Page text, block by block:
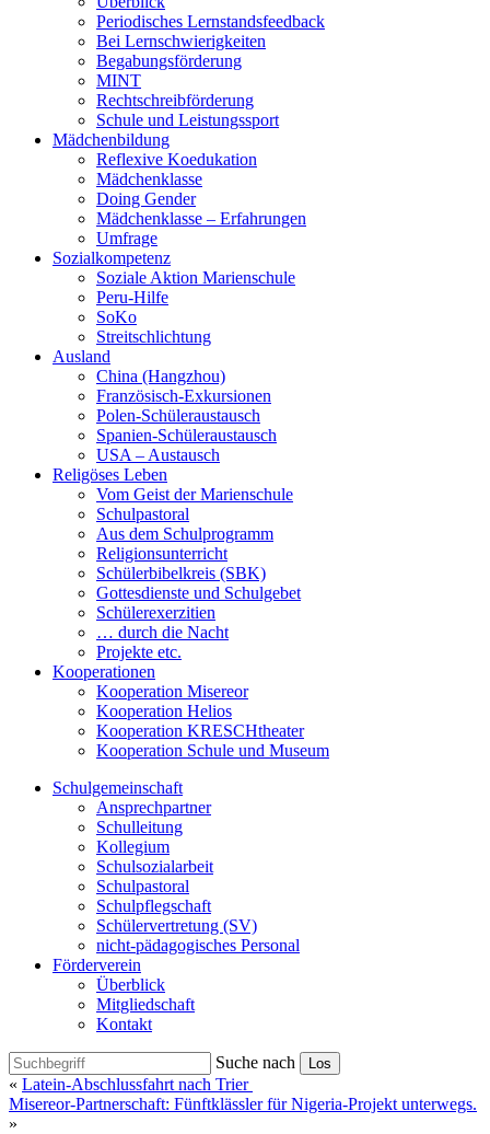
Periodisches Lernstandsfeedback
Bei Lernschwierigkeiten
Begabungsförderung
MINT
Rechtschreibförderung
Schule und Leistungssport
Mädchenbildung
Reflexive Koedukation
Mädchenklasse
Doing Gender
Mädchenklasse – Erfahrungen
Umfrage
Sozialkompetenz
Soziale Aktion Marienschule
Peru-Hilfe
SoKo
Streitschlichtung
Ausland
China (Hangzhou)
Französisch-Exkursionen
Polen-Schüleraustausch
Spanien-Schüleraustausch
USA – Austausch
Religöses Leben
Vom Geist der Marienschule
Schulpastoral
Aus dem Schulprogramm
Religionsunterricht
Schülerbibelkreis (SBK)
Gottesdienste und Schulgebet
Schülerexerzitien
… durch die Nacht
Projekte etc.
Kooperationen
Kooperation Misereor
Kooperation Helios
Kooperation KRESCHtheater
Kooperation Schule und Museum
Schulgemeinschaft
Ansprechpartner
Schulleitung
Kollegium
Schulsozialarbeit
Schulpastoral
Schulpflegschaft
Schülervertretung (SV)
nicht-pädagogisches Personal
Förderverein
Überblick
Mitgliedschaft
Kontakt
Suche nach Los
« Latein-Abschlussfahrt nach Trier
Misereor-Partnerschaft: Fünftklässler für Nigeria-Projekt unterwegs.
»